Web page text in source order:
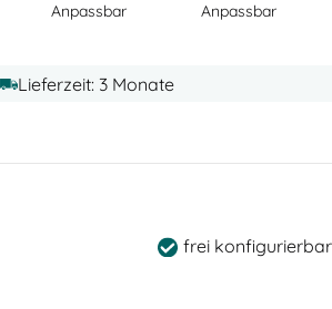
Anpassbar Anpassbar
Lieferzeit: 3 Monate
frei konfigurierbar